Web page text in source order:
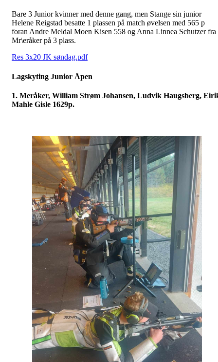
Bare 3 Junior kvinner med denne gang, men Stange sin junior
Helene Reigstad besatte 1 plassen på match øvelsen med 565 p
foran Andre Meldal Moen Kisen 558 og Anna Linnea Schutzer fra
Mr\eråker på 3 plass.
Res 3x20 JK søndag.pdf
Lagskyting Junior Åpen
1. Meråker, William Strøm Johansen, Ludvik Haugsberg,
Mahle Gisle 1629p.